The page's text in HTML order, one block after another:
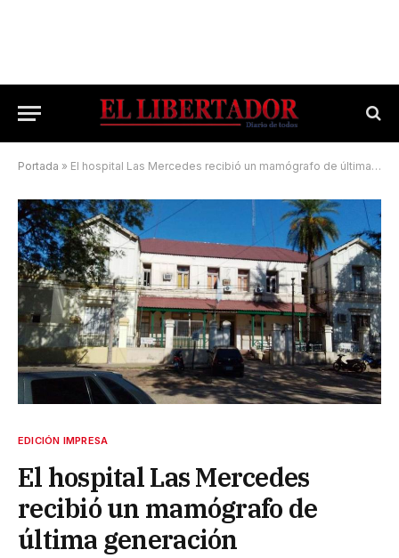
Portada » El hospital Las Mercedes recibió un mamógrafo de última generación
EDICIÓN IMPRESA
El hospital Las Mercedes
recibió un mamógrafo de
última generación